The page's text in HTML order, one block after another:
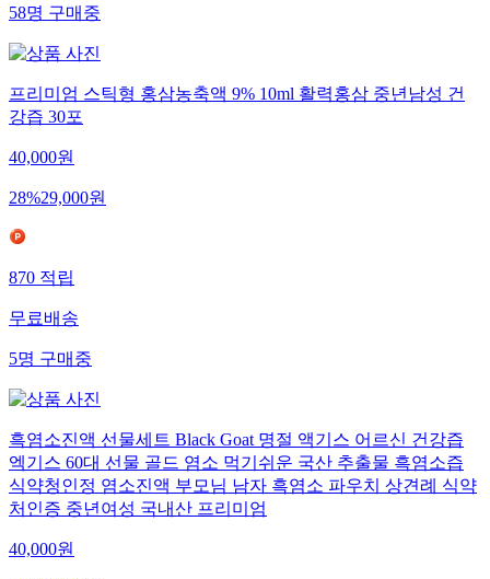
58명 구매중
프리미엄 스틱형 홍삼농축액 9% 10ml 활력홍삼 중년남성 건
강즙 30포
40,000원
28%29,000원
870 적립
무료배송
5명 구매중
흑염소진액 선물세트 Black Goat 명절 액기스 어르신 건강즙
엑기스 60대 선물 골드 염소 먹기쉬운 국산 추출물 흑염소즙
식약청인정 염소진액 부모님 남자 흑염소 파우치 상견례 식약
처인증 중년여성 국내산 프리미엄
40,000원